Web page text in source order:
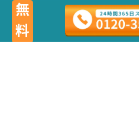
無料